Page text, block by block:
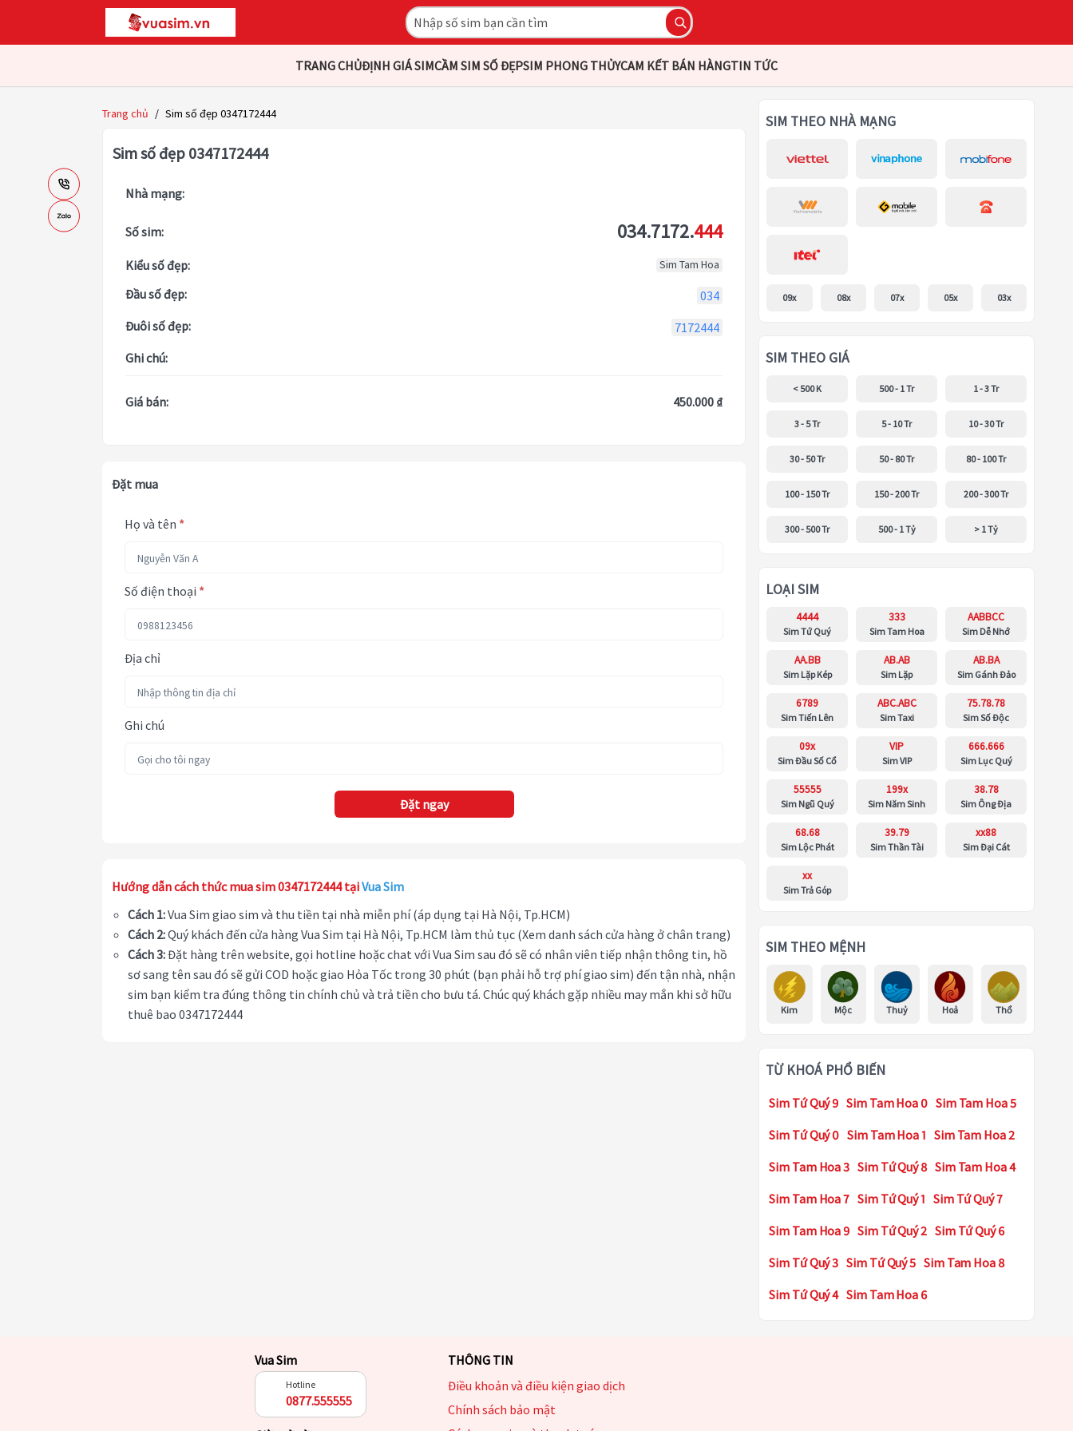
TRANG CHỦĐỊNH GIÁ SIMCẦM SIM SỐ ĐẸPSIM PHONG THỦYCAM KẾT BÁN HÀNGTIN TỨC
Trang chủ / Sim số đẹp 0347172444
Sim số đẹp 0347172444
Nhà mạng:
Số sim: 034.7172.444
Kiểu số đẹp: Sim Tam Hoa
Đầu số đẹp:
034
Đuôi số đẹp:
7172444
Ghi chú:
Giá bán: 450.000 ₫
Đặt mua
Họ và tên *
Số điện thoại *
Địa chỉ
Ghi chú
Đặt ngay
Hướng dẫn cách thức mua sim 0347172444 tạiVua Sim
Cách 1:Vua Sim giao sim và thu tiền tại nhà miễn phí (áp dụng tại Hà Nội, Tp.HCM)
Cách 2:Quý khách đến cửa hàng Vua Sim tại Hà Nội, Tp.HCM làm thủ tục (Xem danh sách cửa hàng ở chân trang)
Cách 3:Đặt hàng trên website, gọi hotline hoặc chat với Vua Sim sau đó sẽ có nhân viên tiếp nhận thông tin, hồ
sơ sang tên sau đó sẽ gửi COD hoặc giao Hỏa Tốc trong 30 phút (bạn phải hỗ trợ phí giao sim) đến tận nhà, nhận
sim bạn kiểm tra đúng thông tin chính chủ và trả tiền cho bưu tá. Chúc quý khách gặp nhiều may mắn khi sở hữu
thuê bao 0347172444
SIM THEO NHÀ MẠNG
09x 08x 07x 05x 03x
SIM THEO GIÁ
< 500 K 500 - 1 Tr 1 - 3 Tr
3 - 5 Tr 5 - 10 Tr 10 - 30 Tr
30 - 50 Tr 50 - 80 Tr 80 - 100 Tr
100 - 150 Tr 150 - 200 Tr 200 - 300 Tr
300 - 500 Tr 500 - 1 Tỷ > 1 Tỷ
LOẠI SIM
4444
Sim Tứ Quý
333
Sim Tam Hoa
AABBCC
Sim Dễ Nhớ
AA.BB
Sim Lặp Kép
AB.AB
Sim Lặp
AB.BA
Sim Gánh Đảo
6789
Sim Tiến Lên
ABC.ABC
Sim Taxi
75.78.78
Sim Số Độc
09x
Sim Đầu Số Cổ
VIP
Sim VIP
666.666
Sim Lục Quý
55555
Sim Ngũ Quý
199x
Sim Năm Sinh
38.78
Sim Ông Địa
68.68
Sim Lộc Phát
39.79
Sim Thần Tài
xx88
Sim Đại Cát
xx
Sim Trả Góp
SIM THEO MỆNH
Kim Mộc Thuỷ Hoả Thổ
TỪ KHOÁ PHỔ BIẾN
Sim Tứ Quý 9 Sim Tam Hoa 0 Sim Tam Hoa 5
Sim Tứ Quý 0 Sim Tam Hoa 1 Sim Tam Hoa 2
Sim Tam Hoa 3 Sim Tứ Quý 8 Sim Tam Hoa 4
Sim Tam Hoa 7 Sim Tứ Quý 1 Sim Tứ Quý 7
Sim Tam Hoa 9 Sim Tứ Quý 2 Sim Tứ Quý 6
Sim Tứ Quý 3 Sim Tứ Quý 5 Sim Tam Hoa 8
Sim Tứ Quý 4 Sim Tam Hoa 6
Vua Sim
Hotline
0877.555555
THÔNG TIN
Điều khoản và điều kiện giao dịch
Chính sách bảo mật